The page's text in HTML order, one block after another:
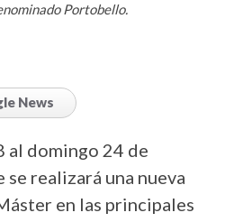
Portobello.
News
al domingo 24 de
se realizará una nueva
en las principales